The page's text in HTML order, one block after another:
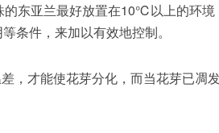
东亚兰最好放置在10℃以上的环
条件，来加以有效地控制。
，才能使花芽分化，而当花芽已凋